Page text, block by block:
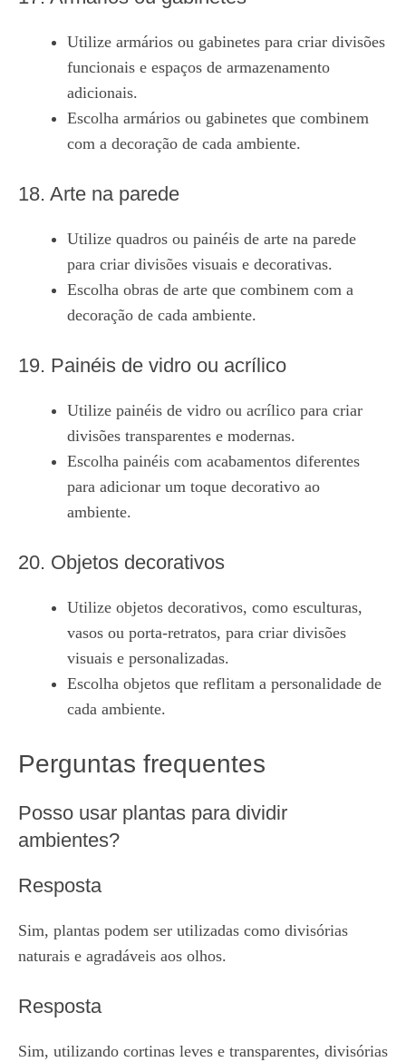
Utilize armários ou gabinetes para criar divisões
funcionais e espaços de armazenamento
adicionais.
Escolha armários ou gabinetes que combinem
com a decoração de cada ambiente.
18. Arte na parede
Utilize quadros ou painéis de arte na parede
para criar divisões visuais e decorativas.
Escolha obras de arte que combinem com a
decoração de cada ambiente.
19. Painéis de vidro ou acrílico
Utilize painéis de vidro ou acrílico para criar
divisões transparentes e modernas.
Escolha painéis com acabamentos diferentes
para adicionar um toque decorativo ao
ambiente.
20. Objetos decorativos
Utilize objetos decorativos, como esculturas,
vasos ou porta-retratos, para criar divisões
visuais e personalizadas.
Escolha objetos que reflitam a personalidade de
cada ambiente.
Perguntas frequentes
Posso usar plantas para dividir
ambientes?
Resposta
Sim, plantas podem ser utilizadas como divisórias
naturais e agradáveis aos olhos.
Resposta
Sim, utilizando cortinas leves e transparentes, divisórias